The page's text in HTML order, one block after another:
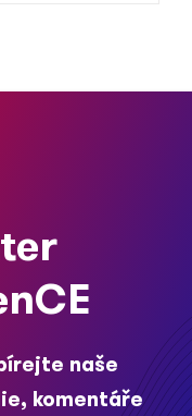
naše
komentáře